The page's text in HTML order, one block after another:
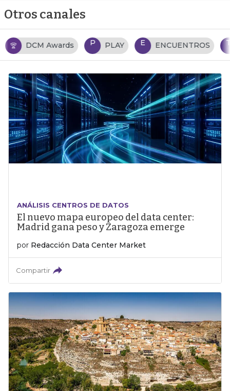
Otros canales
P PLAY E ENCUENTROS T TENDENCIAS TI
ANÁLISIS CENTROS DE DATOS
El nuevo mapa europeo del data center:
Madrid gana peso y Zaragoza emerge
por Redacción Data Center Market
Compartir